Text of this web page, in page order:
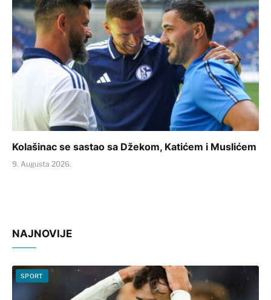
Kolašinac se sastao sa Džekom, Katićem i Muslićem
9. Augusta 2026.
NAJNOVIJE
SPORT